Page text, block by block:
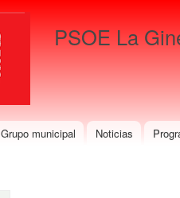
PSOE La
Grupo municipal Noticias